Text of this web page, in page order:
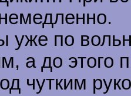
уже по
а до
чутким